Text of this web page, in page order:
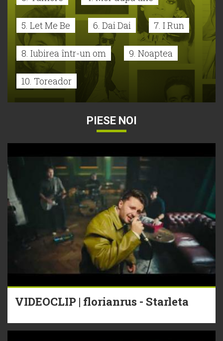
5. Let Me Be 6. Dai Dai 7. I Run
8. Iubirea într-un om 9. Noaptea
10. Toreador
PIESE NOI
VIDEOCLIP | florianrus - Starleta